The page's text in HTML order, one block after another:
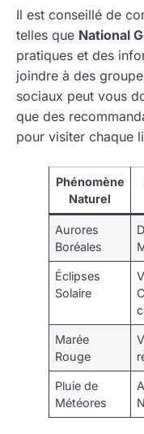
Il est conseillé de
telles que National
pratiques et des
joindre à des
sociaux peut vous
que des
pour visiter chaque
Phénomène
Naturel
Aurores
Boréales
Éclipses
Solaire
Marée
Rouge
Pluie de
Météores